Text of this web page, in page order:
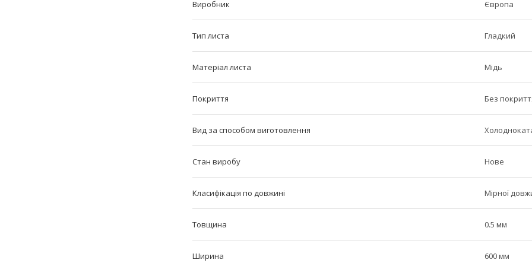
Виробник Європа
Тип листа Гладкий
Матеріал листа Мідь
Покриття Без
Вид за способом виготовлення
Стан виробу Нове
Класифікація по довжині Мірної
Товщина 0.5 мм
Ширина 600 мм